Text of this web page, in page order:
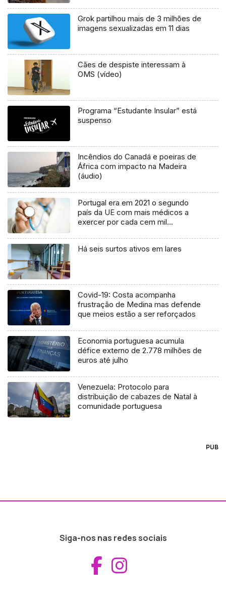
Grok partilhou mais de 3 milhões de
imagens sexualizadas em 11 dias
Cães de despiste interessam à
OMS (vídeo)
Programa “Estudante Insular” está
suspenso
Incêndios do Canadá e poeiras de
África com impacto na Madeira
(áudio)
Portugal era em 2021 o segundo
país da UE com mais médicos a
exercer por cada cem mil
Há seis surtos ativos em lares
Covid-19: Costa acompanha
frustração de Medina mas defende
que meios estão a ser reforçados
Economia portuguesa acumula
défice externo de 2.778 milhões de
euros até julho
Venezuela: Protocolo para
distribuição de cabazes de Natal à
comunidade portuguesa
PUB
Siga-nos nas redes sociais
Aceder ao